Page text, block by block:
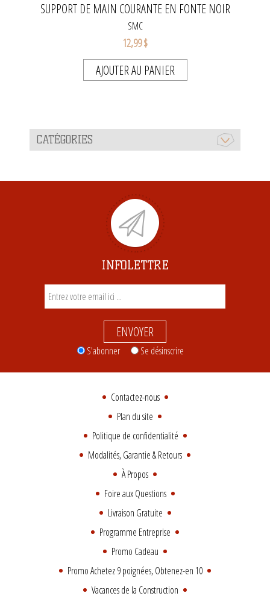
SUPPORT DE MAIN COURANTE EN FONTE NOIR
SMC
12,99 $
AJOUTER AU PANIER
CATÉGORIES
INFOLETTRE
ENVOYER
S'abonner Se désinscrire
Contactez-nous
Plan du site
Politique de confidentialité
Modalités, Garantie & Retours
À Propos
Foire aux Questions
Livraison Gratuite
Programme Entreprise
Promo Cadeau
Promo Achetez 9 poignées, Obtenez-en 10
Vacances de la Construction